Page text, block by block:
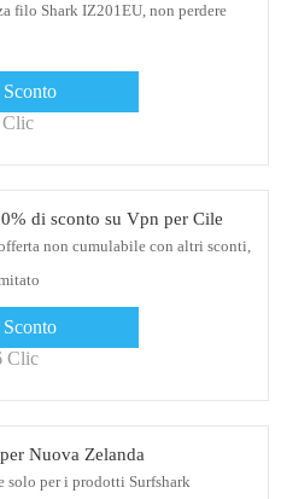
filo Shark IZ201EU, non perdere
di sconto su Vpn per Cile
non cumulabile con altri sconti,
Clic
Nuova Zelanda
solo per i prodotti Surfshark